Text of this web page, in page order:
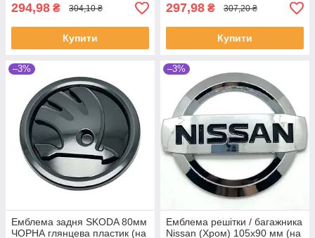
294,98 ₴ 304,10 ₴
Купити
297,98 ₴ 307,20 ₴
Купити
–3%
Емблема задня SKODA 80мм
ЧОРНА глянцева пластик (на
–3%
Емблема решітки / багажника
Nissan (Хром) 105х90 мм (на